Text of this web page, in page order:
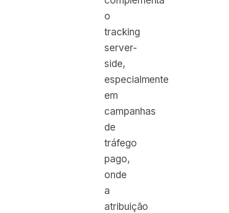
o
tracking
server-
side,
especialmente
em
campanhas
de
tráfego
pago,
onde
a
atribuição